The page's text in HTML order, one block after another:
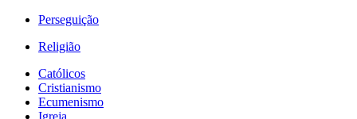
Perseguição
Religião
Católicos
Cristianismo
Ecumenismo
Igreja